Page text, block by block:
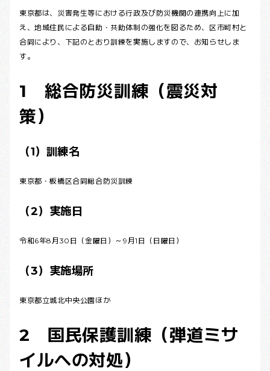
東京都は、災害発生等における行政及び防災機関の連携向上に加
え、地域住民による自助・共助体制の強化を図るため、区市町村と
合同により、下記のとおり訓練を実施しますので、お知らせしま
す。
1 総合防災訓練（震災対
策）
（1）訓練名
東京都・板橋区合同総合防災訓練
（2）実施日
令和6年8月30日（金曜日）～9月1日（日曜日）
（3）実施場所
東京都立城北中央公園ほか
2 国民保護訓練（弾道ミサ
イルへの対処）